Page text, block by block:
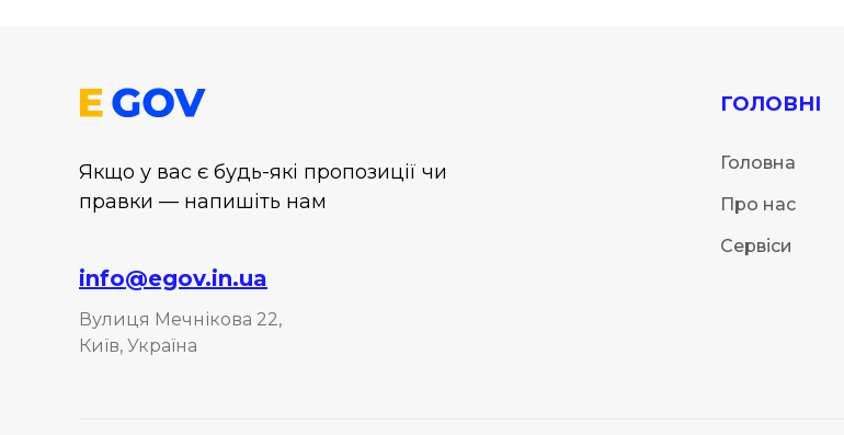
Якщо у вас є будь-які пропозиції чи
правки — напишіть нам
info@egov.in.ua
Вулиця Мечнікова 22,
Київ, Україна
ГОЛОВНІ
Головна
Про нас
Сервіси